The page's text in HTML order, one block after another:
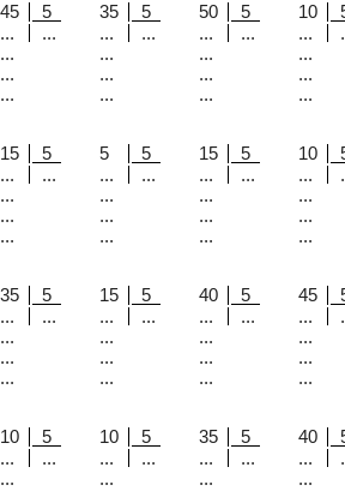
45 5 35 5 50 5 10
... ... ... ... ... ... ...
... ... ...
...
... ... ...
...
... ... ... ...
15 5 5 5 15 5 10
... ... ... ... ... ... ...
... ... ...
...
... ... ...
...
... ... ... ...
35 5 15 5 40 5 45
... ... ... ... ... ... ...
... ... ...
...
... ... ...
...
... ... ... ...
10 5 10 5 35 5 40
... ... ... ... ... ... ...
... ... ...
...